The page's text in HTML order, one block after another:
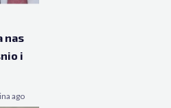
nas
i
ago